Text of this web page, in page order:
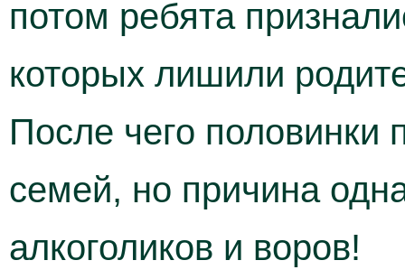
потом ребята
которых лишили
После чего половинки
семей, но причина
алкоголиков и воров!